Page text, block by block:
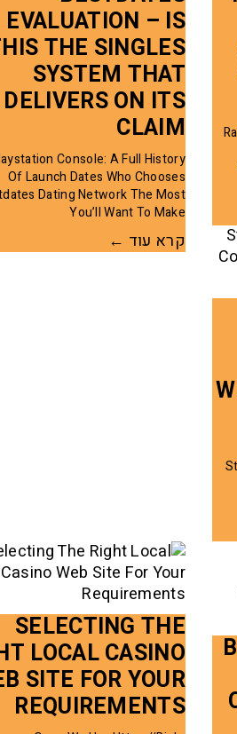
EVALUATION – IS
THE SINGLES
SYSTEM THAT
DELIVERS ON ITS
CLAIM
Console: A Full History
Of Launch Dates Who Chooses
Dating Network The Most
You’ll Want To Make
קרא עוד ←
SELECTING THE
LOCAL CASINO
SITE FOR YOUR
REQUIREMENTS